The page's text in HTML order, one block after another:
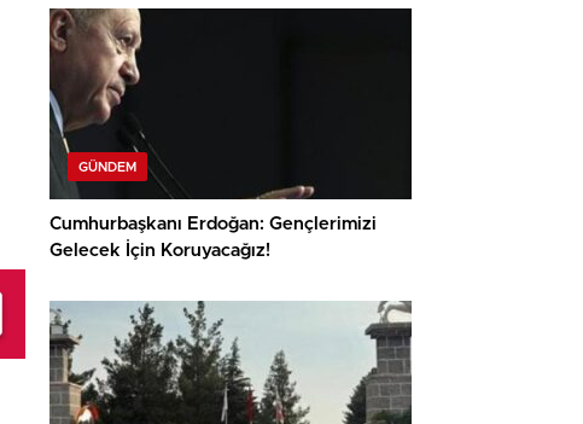
GÜNDEM
Cumhurbaşkanı Erdoğan: Gençlerimizi
Gelecek İçin Koruyacağız!